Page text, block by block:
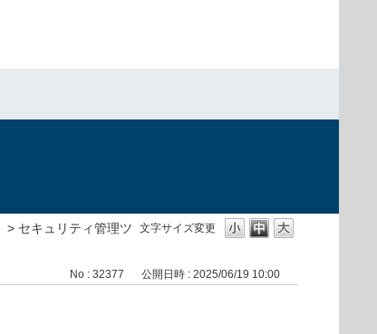
文字サイズ変更
> セキュリティ管理ツ
No : 32377 公開日時 : 2025/06/19 10:00